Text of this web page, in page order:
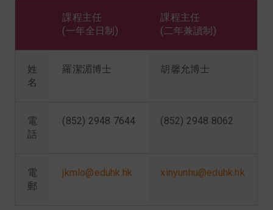
課程主任
(一年全日制)
課程主任
(二年兼讀制)
姓
名
羅潔湄博士 胡馨允博士
電
話
(852) 2948 7644 (852) 2948 8062
電
郵
jkmlo@eduhk.hk xinyunhu@eduhk.hk